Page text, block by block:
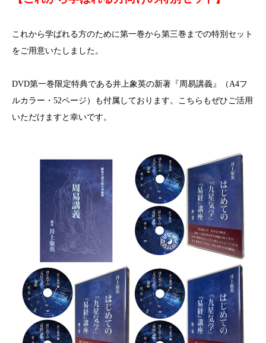
これから学ばれる方のために第一巻から第三巻までの特別セット
をご用意いたしました。
DVD第一巻限定特典である井上象英の新著『周易講義』（A4フ
ルカラー・52ページ）も付属しております。こちらもぜひご活用
いただけますと幸いです。